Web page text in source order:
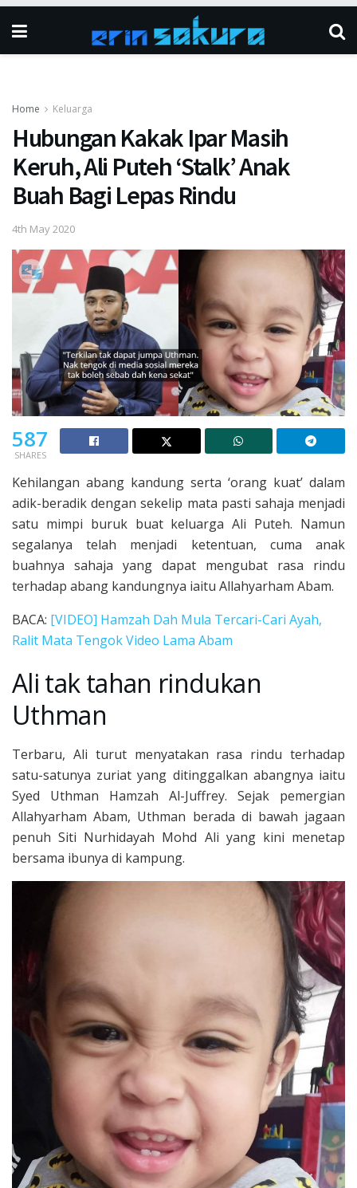
Home Keluarga
Hubungan Kakak Ipar Masih
Keruh, Ali Puteh ‘Stalk’ Anak
Buah Bagi Lepas Rindu
4th May 2020
587
SHARES
Kehilangan abang kandung serta ‘orang kuat’ dalam
adik-beradik dengan sekelip mata pasti sahaja menjadi
satu mimpi buruk buat keluarga Ali Puteh. Namun
segalanya telah menjadi ketentuan, cuma anak
buahnya sahaja yang dapat mengubat rasa rindu
terhadap abang kandungnya iaitu Allahyarham Abam.
BACA: [VIDEO] Hamzah Dah Mula Tercari-Cari Ayah,
Ralit Mata Tengok Video Lama Abam
Ali tak tahan rindukan
Uthman
Terbaru, Ali turut menyatakan rasa rindu terhadap
satu-satunya zuriat yang ditinggalkan abangnya iaitu
Syed Uthman Hamzah Al-Juffrey. Sejak pemergian
Allahyarham Abam, Uthman berada di bawah jagaan
penuh Siti Nurhidayah Mohd Ali yang kini menetap
bersama ibunya di kampung.